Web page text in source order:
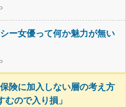
ー女優って何か魅力が無い
険に加入しない層の考え方
むので入り損」